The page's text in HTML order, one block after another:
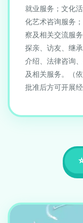
就业服务；文化
化艺术咨询服务
察及相关交流服
探亲、访友、继
介绍、法律咨询
及相关服务。（
批准后方可开展经